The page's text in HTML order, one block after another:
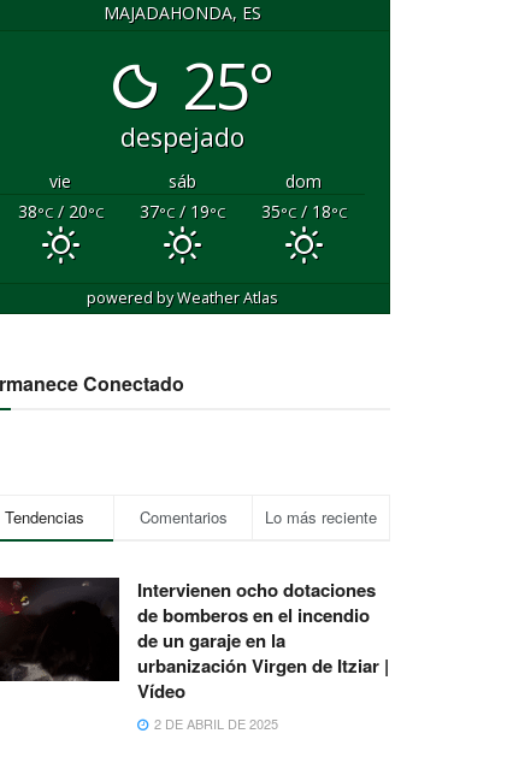
MAJADAHONDA, ES
25°
despejado
vie sáb
dom
38°C/ 20°C 37°C/ 19°C 35°C/ 18°C
powered byWeather Atlas
Conectado
Tendencias Comentarios Lo más reciente
Intervienen ocho dotaciones
de bomberos en el incendio
de un garaje en la
urbanización Virgen de Itziar |
Vídeo
2 DE ABRIL DE 2025